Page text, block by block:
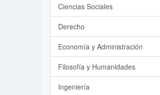
Ciencias Sociales
Derecho
Economía y Administración
Filosofía y Humanidades
Ingeniería